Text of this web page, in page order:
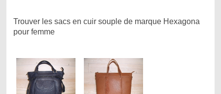
Trouver les sacs en cuir souple de marque Hexagona
pour femme